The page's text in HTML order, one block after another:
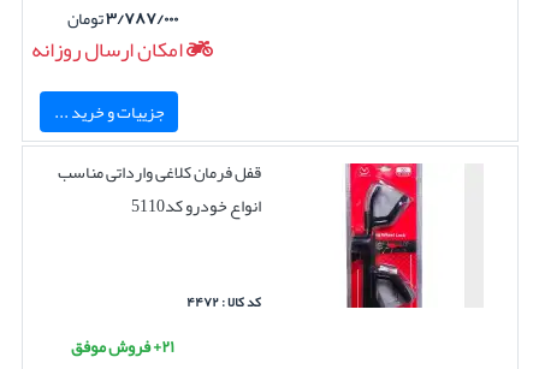
۳/۷۸۷/۰۰۰تومان
امکان ارسال روزانه
جزییات و خرید ...
قفل فرمان کلاغی وارداتی مناسب
انواع خودرو کد5110
کد کالا : ۴۴۷۲
۲۱+ فروش موفق